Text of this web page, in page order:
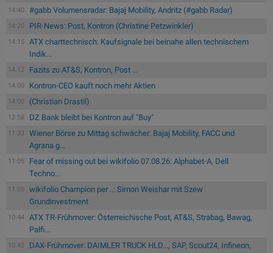
14:40 #gabb Volumensradar: Bajaj Mobility, Andritz (#gabb Radar)
14:20 PIR-News: Post, Kontron (Christine Petzwinkler)
14:15
ATX charttechnisch: Kaufsignale bei beinahe allen technischem
Indik...
14:12 Fazits zu AT&S, Kontron, Post ...
14:00 Kontron-CEO kauft noch mehr Aktien
14:00 (Christian Drastil)
13:58 DZ Bank bleibt bei Kontron auf "Buy"
11:33
Wiener Börse zu Mittag schwächer: Bajaj Mobility, FACC und
Agrana g...
11:05
Fear of missing out bei wikifolio 07.08.26: Alphabet-A, Dell
Techno...
11:05
wikifolio Champion per ..: Simon Weishar mit Szew
Grundinvestment
10:44
ATX TR-Frühmover: Österreichische Post, AT&S, Strabag, Bawag,
Palfi...
10:42
DAX-Frühmover: DAIMLER TRUCK HLD..., SAP, Scout24, Infineon,